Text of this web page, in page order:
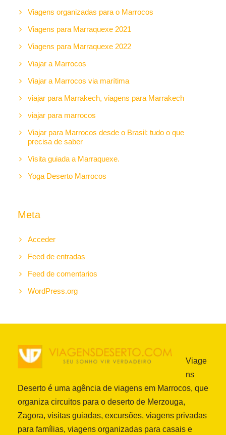
Viagens organizadas para o Marrocos
Viagens para Marraquexe 2021
Viagens para Marraquexe 2022
Viajar a Marrocos
Viajar a Marrocos via marítima
viajar para Marrakech, viagens para Marrakech
viajar para marrocos
Viajar para Marrocos desde o Brasil: tudo o que
precisa de saber
Visita guiada a Marraquexe.
Yoga Deserto Marrocos
Meta
Acceder
Feed de entradas
Feed de comentarios
WordPress.org
Viage
ns
Deserto é uma agência de viagens em Marrocos, que
organiza circuitos para o deserto de Merzouga,
Zagora, visitas guiadas, excursões, viagens privadas
para famílias, viagens organizadas para casais e